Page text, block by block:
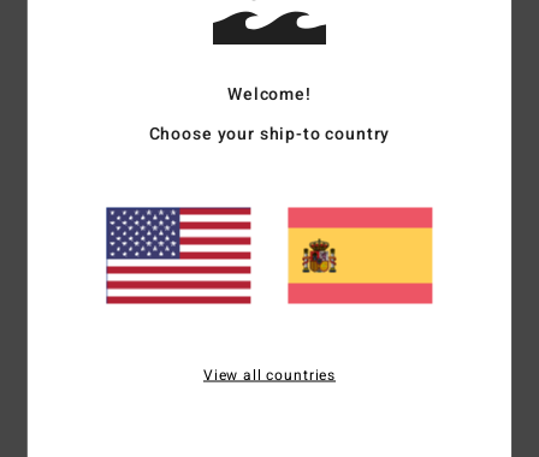
Demasiado grande
5 /5
Welcome!
Choose your ship-to country
View all countries